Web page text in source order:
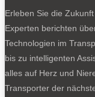
Erleben Sie die
Experten berichten
Technologien im
bis zu intelligenten
alles auf Herz und
Transporter der